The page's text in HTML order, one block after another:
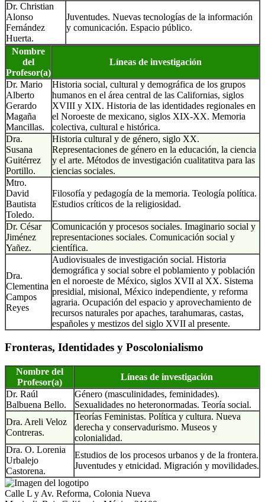
Dr. Christian
Alonso
Fernández
Huerta.
Juventudes. Nuevas tecnologías de la información
y comunicación. Espacio público.
Nombre
del
Profesor(a)
Líneas de investigación
Dr. Mario
Alberto
Gerardo
Magaña
Mancillas.
Historia social, cultural y demográfica de los grupos
humanos en el área central de las Californias, siglos
XVIII y XIX. Historia de las identidades regionales en
el Noroeste de mexicano, siglos XIX-XX. Memoria
colectiva, cultural e histórica.
Dra.
Susana
Guitérrez
Portillo.
Historia cultural y de género, siglo XX.
Representaciones de género en la educación, la ciencia
y el arte. Métodos de investigación cualitatitva para las
ciencias sociales.
Mtro.
David
Bautista
Toledo.
Filosofía y pedagogía de la memoria. Teología política.
Estudios críticos de la religiosidad.
Dr. César
Jiménez
Yañez.
Comunicación y procesos sociales. Imaginario social y
representaciones sociales. Comunicación social y
científica.
Dra.
Clementina
Campos
Reyes
Audiovisuales de investigación social. Historia
demográfica y social sobre el poblamiento y población
en el noroeste de México, siglos XVII al XX. Sistema
presidial, misional, México independiente, y reforma
agraria. Ocupación del espacio y aprovechamiento de
recursos naturales por apaches, tarahumaras, castas,
españoles y mestizos del siglo XVII al presente.
Fronteras, Identidades y Poscolonialismo
Nombre del
Profesor(a)
Líneas de investigación
Dr. Raúl
Balbuena Bello.
Género (masculinidades, feminidades).
Sexualidades no heteronormadas. Teoría social.
Dra. Areli Veloz
Contreras.
Teorías Feministas. Política y cultura. Nueva
derecha y conservadurismo. Museos y
colonialidad.
Dra. O. Lorenia
Urbalejo
Castorena.
Estudios de los procesos urbanos y de la frontera.
Juventudes y etnicidad. Migración y movilidades.
Calle L y Av. Reforma, Colonia Nueva